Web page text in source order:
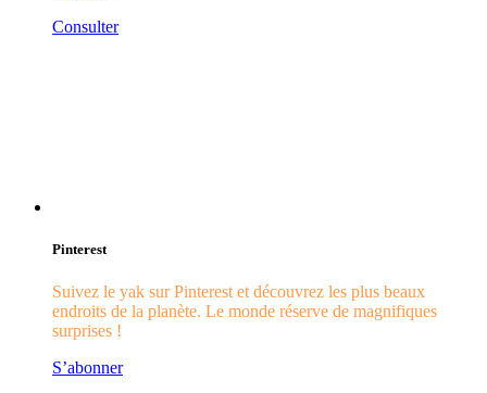
Consulter
Pinterest
Suivez le yak sur Pinterest et découvrez les plus beaux
endroits de la planète. Le monde réserve de magnifiques
surprises !
S’abonner